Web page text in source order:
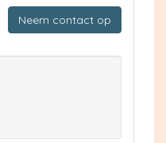
Neem contact op